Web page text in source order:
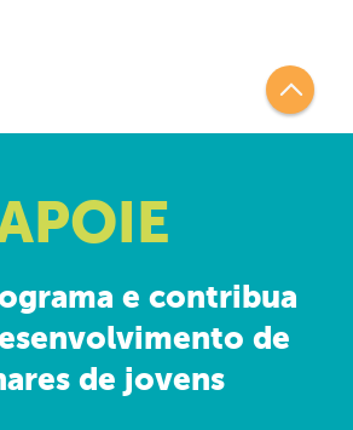
e contribua
de
de jovens